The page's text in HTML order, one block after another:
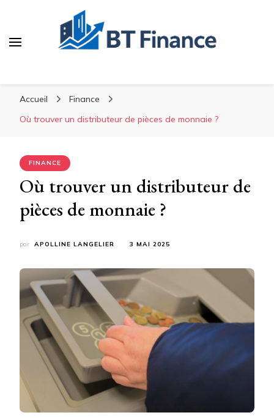
Accueil
Finance
Où trouver un distributeur de pièces de monnaie ?
FINANCE
Où trouver un distributeur de
pièces de monnaie ?
par APOLLINE LANGELIER 3 MAI 2025